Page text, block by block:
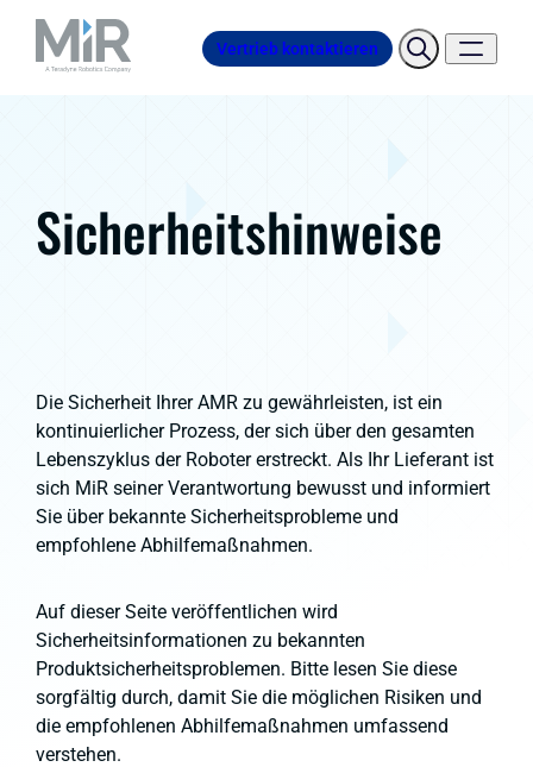
Vertrieb kontaktieren
Sicherheitshinweise
Die Sicherheit Ihrer AMR zu gewährleisten, ist ein
kontinuierlicher Prozess, der sich über den gesamten
Lebenszyklus der Roboter erstreckt. Als Ihr Lieferant ist
sich MiR seiner Verantwortung bewusst und informiert
Sie über bekannte Sicherheitsprobleme und
empfohlene Abhilfemaßnahmen.
Auf dieser Seite veröffentlichen wird
Sicherheitsinformationen zu bekannten
Produktsicherheitsproblemen. Bitte lesen Sie diese
sorgfältig durch, damit Sie die möglichen Risiken und
die empfohlenen Abhilfemaßnahmen umfassend
verstehen.